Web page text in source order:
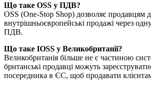
Що таке OSS у ПДВ?
OSS (One-Stop Shop) дозволяє продавцям
внутрішньоєвропейські продажі через
ПДВ.
Що таке IOSS у Великобританії?
Великобританія більше не є частиною
британські продавці можуть
посередника в ЄС, щоб продавати